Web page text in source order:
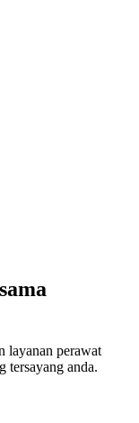
layanan perawat
tersayang anda.